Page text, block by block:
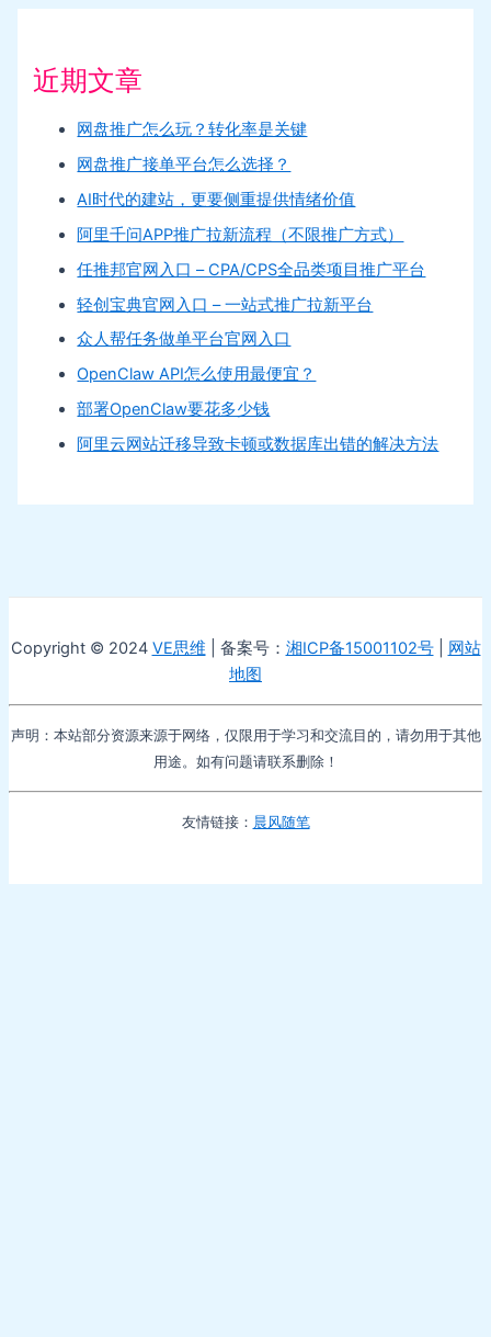
近期文章
网盘推广怎么玩？转化率是关键
网盘推广接单平台怎么选择？
AI时代的建站，更要侧重提供情绪价值
阿里千问APP推广拉新流程（不限推广方式）
任推邦官网入口 – CPA/CPS全品类项目推广平台
轻创宝典官网入口 – 一站式推广拉新平台
众人帮任务做单平台官网入口
OpenClaw API怎么使用最便宜？
部署OpenClaw要花多少钱
阿里云网站迁移导致卡顿或数据库出错的解决方法
Copyright © 2024 VE思维 | 备案号： 湘ICP备15001102号| 网站
地图
声明：本站部分资源来源于网络，仅限用于学习和交流目的，请勿用于其他
用途。如有问题请联系删除！
友情链接： 晨风随笔